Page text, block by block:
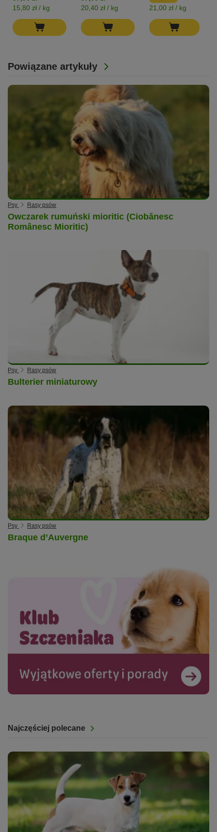
Powiązane artykuły
Psy Rasy psów
Owczarek rumuński mioritic (Ciobănesc
Românesc Mioritic)
Psy Rasy psów
Bulterier miniaturowy
Psy Rasy psów
Braque d’Auvergne
15,80 zł / kg
20,40 zł / kg
21,00 zł / kg
Najczęściej polecane